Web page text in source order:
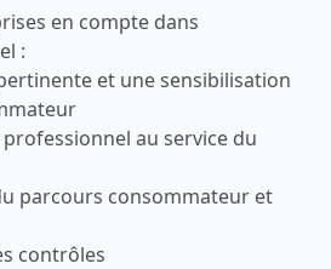
en compte dans
:
et une sensibilisation
au service du
parcours consommateur et
contrôles